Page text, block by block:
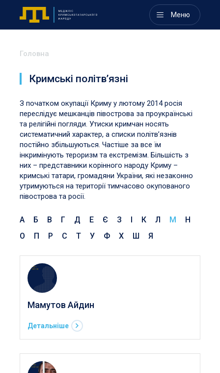
Меню
Головна
Кримські політв’язні
З початком окупації Криму у лютому 2014 росія
переслідує мешканців півострова за проукраїнські
та релігійні погляди. Утиски кримчан носять
систематичний характер, а списки політв’язнів
постійно збільшуються. Частіше за все їм
інкримінують тероризм та екстремізм. Більшість з
них – представники корінного народу Криму –
кримські татари, громадяни України, які незаконно
утримуються на території тимчасово окупованого
півострова та росії.
А Б В Г Д Е Є З І К Л М
Н
О
П Р С Т У Ф Х Ш Я
Мамутов Айдин
Детальніше